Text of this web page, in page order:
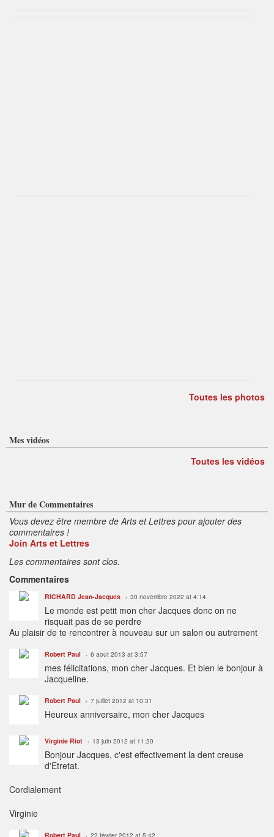
Toutes les photos
Mes vidéos
Toutes les vidéos
Mur de Commentaires
Vous devez être membre de Arts et Lettres pour ajouter des
commentaires !
Join Arts et Lettres
Les commentaires sont clos.
Commentaires
RICHARD Jean-Jacques 30 novembre 2022 at 4:14
Le monde est petit mon cher Jacques donc on ne
risquait pas de se perdre
Au plaisir de te rencontrer à nouveau sur un salon ou autrement
Robert Paul 6 août 2013 at 3:57
mes félicitations, mon cher Jacques. Et bien le bonjour à
Jacqueline.
Robert Paul 7 juillet 2012 at 10:31
Heureux anniversaire, mon cher Jacques
Virginie Riot 13 juin 2012 at 11:20
Bonjour Jacques, c'est effectivement la dent creuse
d'Etretat.
Cordialement
Virginie
Robert Paul 22 février 2012 at 5:42